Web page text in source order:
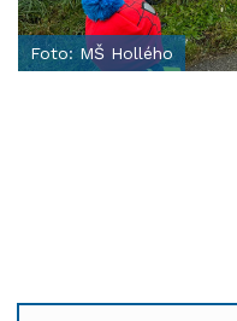
Foto: MŠ Hollého